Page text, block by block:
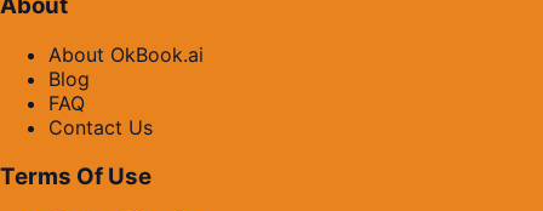
About
About OkBook.ai
Blog
FAQ
Contact Us
Terms Of Use